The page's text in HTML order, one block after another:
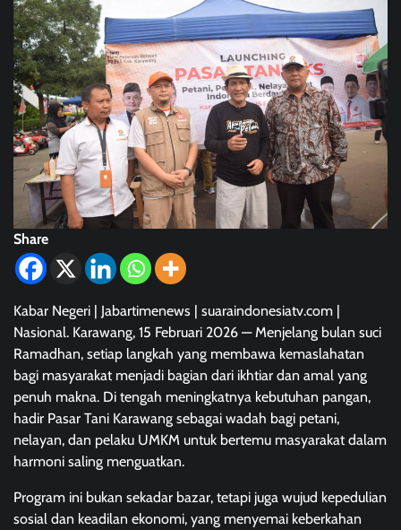
Share
Kabar Negeri | Jabartimenews | suaraindonesiatv.com |
Nasional. Karawang, 15 Februari 2026 — Menjelang bulan suci
Ramadhan, setiap langkah yang membawa kemaslahatan
bagi masyarakat menjadi bagian dari ikhtiar dan amal yang
penuh makna. Di tengah meningkatnya kebutuhan pangan,
hadir Pasar Tani Karawang sebagai wadah bagi petani,
nelayan, dan pelaku UMKM untuk bertemu masyarakat dalam
harmoni saling menguatkan.
Program ini bukan sekadar bazar, tetapi juga wujud kepedulian
sosial dan keadilan ekonomi, yang menyemai keberkahan